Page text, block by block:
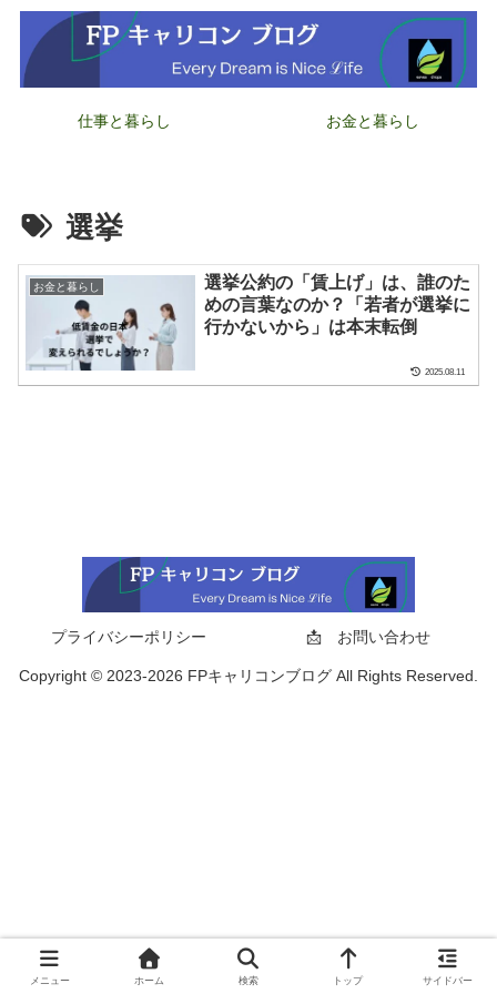
仕事と暮らし お金と暮らし
選挙
お金と暮らし
選挙公約の「賃上げ」は、誰のた
めの言葉なのか？「若者が選挙に
行かないから」は本末転倒
2025.08.11
プライバシーポリシー 📩 お問い合わせ
Copyright © 2023-2026 FPキャリコンブログ All Rights Reserved.
メニュー ホーム 検索 トップ サイドバー